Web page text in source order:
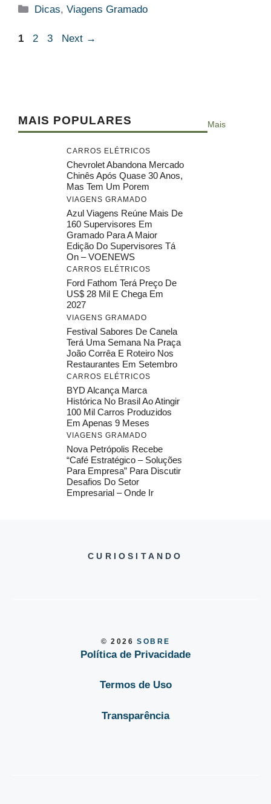
Categorias
Dicas,Viagens Gramado
Page
1 Page
2 Page
3 Next →
MAIS POPULARES Mais
CARROS ELÉTRICOS
Chevrolet Abandona Mercado
Chinês Após Quase 30 Anos,
Mas Tem Um Porem
VIAGENS GRAMADO
Azul Viagens Reúne Mais De
160 Supervisores Em
Gramado Para A Maior
Edição Do Supervisores Tá
On – VOENEWS
CARROS ELÉTRICOS
Ford Fathom Terá Preço De
US$ 28 Mil E Chega Em
2027
VIAGENS GRAMADO
Festival Sabores De Canela
Terá Uma Semana Na Praça
João Corrêa E Roteiro Nos
Restaurantes Em Setembro
CARROS ELÉTRICOS
BYD Alcança Marca
Histórica No Brasil Ao Atingir
100 Mil Carros Produzidos
Em Apenas 9 Meses
VIAGENS GRAMADO
Nova Petrópolis Recebe
“Café Estratégico – Soluções
Para Empresa” Para Discutir
Desafios Do Setor
Empresarial – Onde Ir
CURIOSITANDO
© 2026SOBRE
Política de Privacidade
Termos de Uso
Transparência